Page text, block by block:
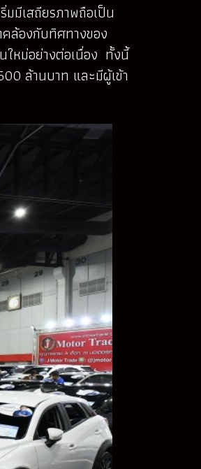
มมีเสถียรภาพถือเป็น
ล้องกับทิศทางของ
ใหม่อย่างต่อเนื่อง ทั้งนี้
ล้านบาท และมีผู้เข้า